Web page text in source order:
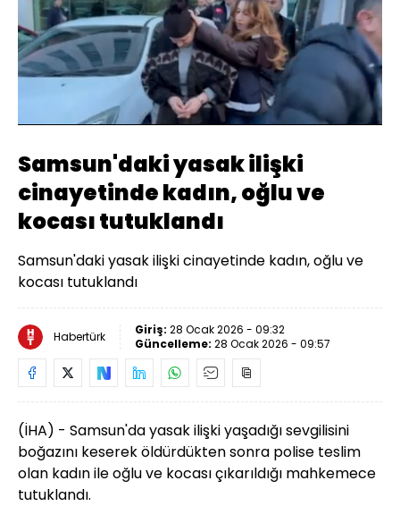
Aç
Yüklendi
:
100.00%
Oynatma
Hızı
Samsun'daki yasak ilişki
cinayetinde kadın, oğlu ve
kocası tutuklandı
Samsun'daki yasak ilişki cinayetinde kadın, oğlu ve
kocası tutuklandı
Habertürk Giriş: 28 Ocak 2026 - 09:32
Güncelleme: 28 Ocak 2026 - 09:57
(İHA) - Samsun'da yasak ilişki yaşadığı sevgilisini
boğazını keserek öldürdükten sonra polise teslim
olan kadın ile oğlu ve kocası çıkarıldığı mahkemece
tutuklandı.